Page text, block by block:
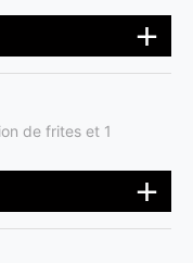
de frites et 1